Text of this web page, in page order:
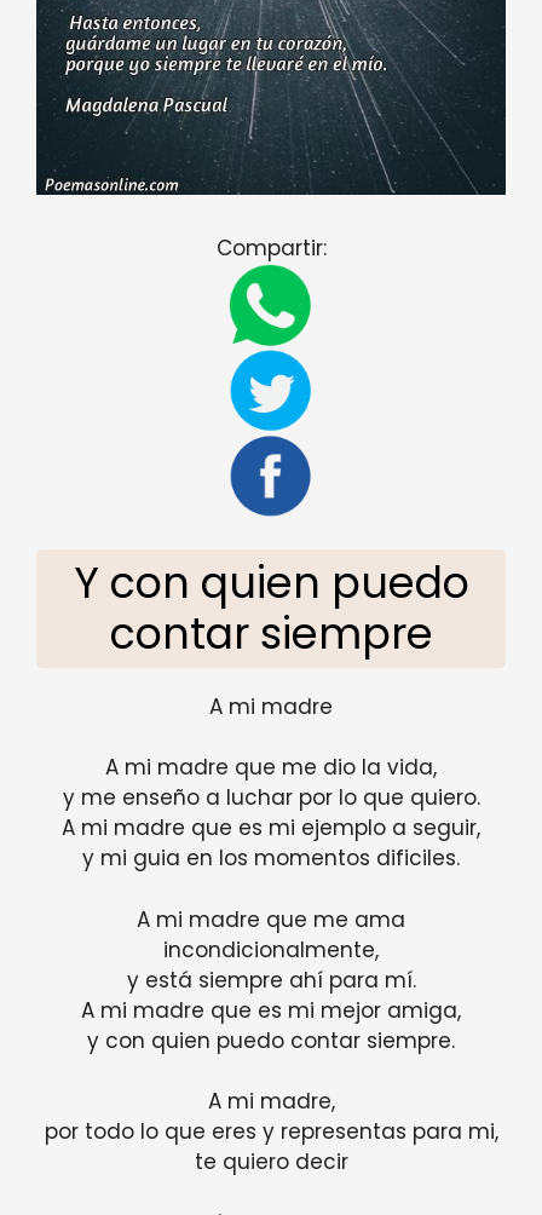
Compartir:
Y con quien puedo
contar siempre
A mi madre
A mi madre que me dio la vida,
y me enseño a luchar por lo que quiero.
A mi madre que es mi ejemplo a seguir,
y mi guia en los momentos dificiles.
A mi madre que me ama
incondicionalmente,
y está siempre ahí para mí.
A mi madre que es mi mejor amiga,
y con quien puedo contar siempre.
A mi madre,
por todo lo que eres y representas para mi,
te quiero decir